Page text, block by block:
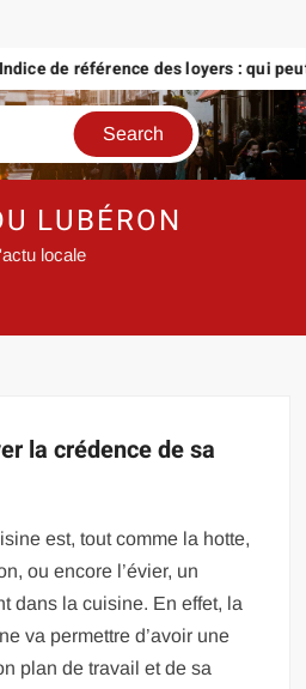
Indice de référence des loyers : qui
LUBÉRON
locale
la crédence de sa
est, tout comme la hotte,
ou encore l’évier, un
dans la cuisine. En effet, la
va permettre d’avoir une
plan de travail et de sa